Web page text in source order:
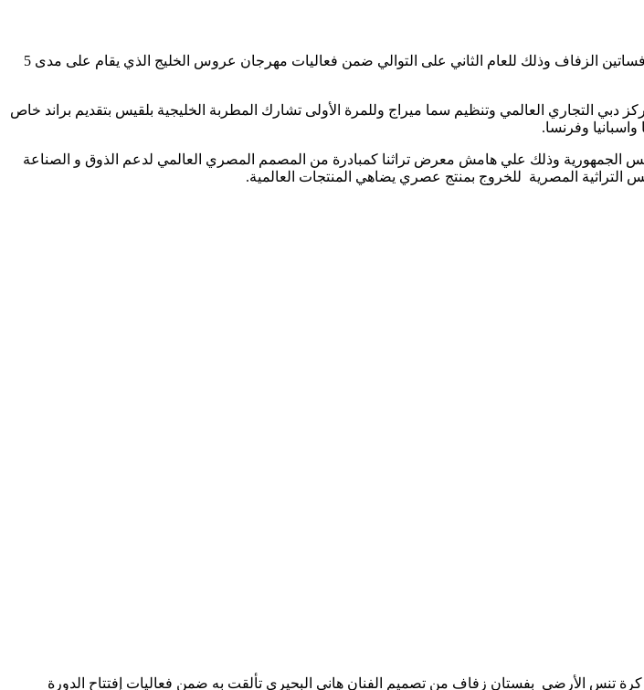
يستعد مصمم الأزياء المصري العالمى هاني البحيري لتقديم ديفليه لأحدث تصميماته من سواريهات وفساتين الزفاف وذلك للعام الثاني على التوالي ضمن فعاليات مهرجان عروس الخليج الذي يقام على مدى 5
التجاري العالمي وتنظيم سما ميراج وللمرة الأولى تشارك المطربة الخليجية بلقيس بتقديم براند خاص
وفرنسا.
وذلك علي هامش معرض تراثنا كمبادرة من المصمم المصري العالمي لدعم الذوق و الصناعة
المصرية للخروج بمنتج عصري يضاهي المنتجات العالمية.
كرة تنس الأرضى بفستان زفاف من تصميم الفنان هاني البحيري تألقت به ضمن فعاليات إفتتاح الدورة